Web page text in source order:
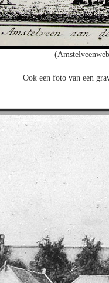
Ook een foto van een